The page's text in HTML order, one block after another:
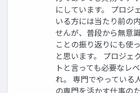
にしています。 プロジ
いる方には当たり前の
せんが、普段から無意
ことの振り返りにも使
と思います。 プロジェ
トと言っても必要なレ
れ。 専門でやっている